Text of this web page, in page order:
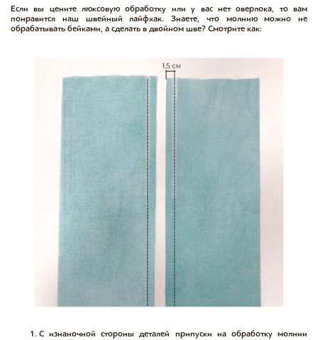
Если вы цените люксовую обработку или у вас нет оверлока, то вам
понравится наш швейный лайфхак. Знаете, что молнию можно не
обрабатывать бейками, а сделать в двойном шве? Смотрите как:
С изнаночной стороны деталей припуски на обработку молнии